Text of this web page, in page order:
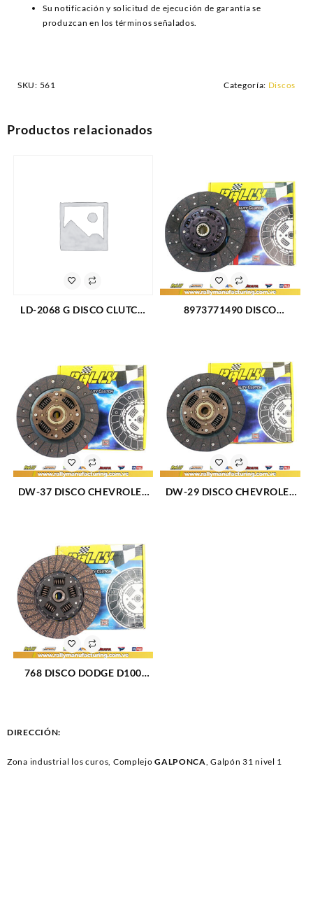
Su notificación y solicitud de ejecución de garantía se
produzcan en los términos señalados.
SKU: 561 Categoría: Discos
Productos relacionados
LD-2068 G DISCO CLUTCH
8973771490 DISCO
DW-37 DISCO CHEVROLET
DW-29 DISCO CHEVROLET
768 DISCO DODGE D100
DIRECCIÓN:
Zona industrial los curos, ComplejoGALPONCA, Galpón 31 nivel 1